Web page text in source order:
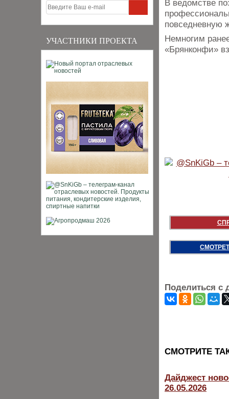
УЧАСТНИКИ ПРОЕКТА
В ведомстве
повседневную
Немногим
«Брянконфи»
Поделиться с
CМОТРИТЕ
Дайджест
26.05.2026